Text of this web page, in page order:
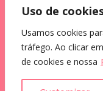
Eu concordo
Ao informar
Utilizamos
como você
personalizar
Uso de
Usamos cookies
tráfego. Ao clicar em
de cookies e nossa
2024®.